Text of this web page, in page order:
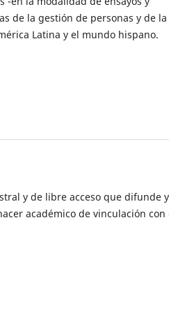
de la gestión de personas y de la
Latina y el mundo hispano.
y de libre acceso que difunde y
académico de vinculación con